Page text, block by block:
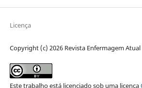
Licença
Copyright (c) 2026 Revista Enfermagem
Este trabalho está licenciado sob uma licença